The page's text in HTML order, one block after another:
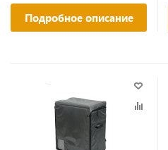
Подробное описание